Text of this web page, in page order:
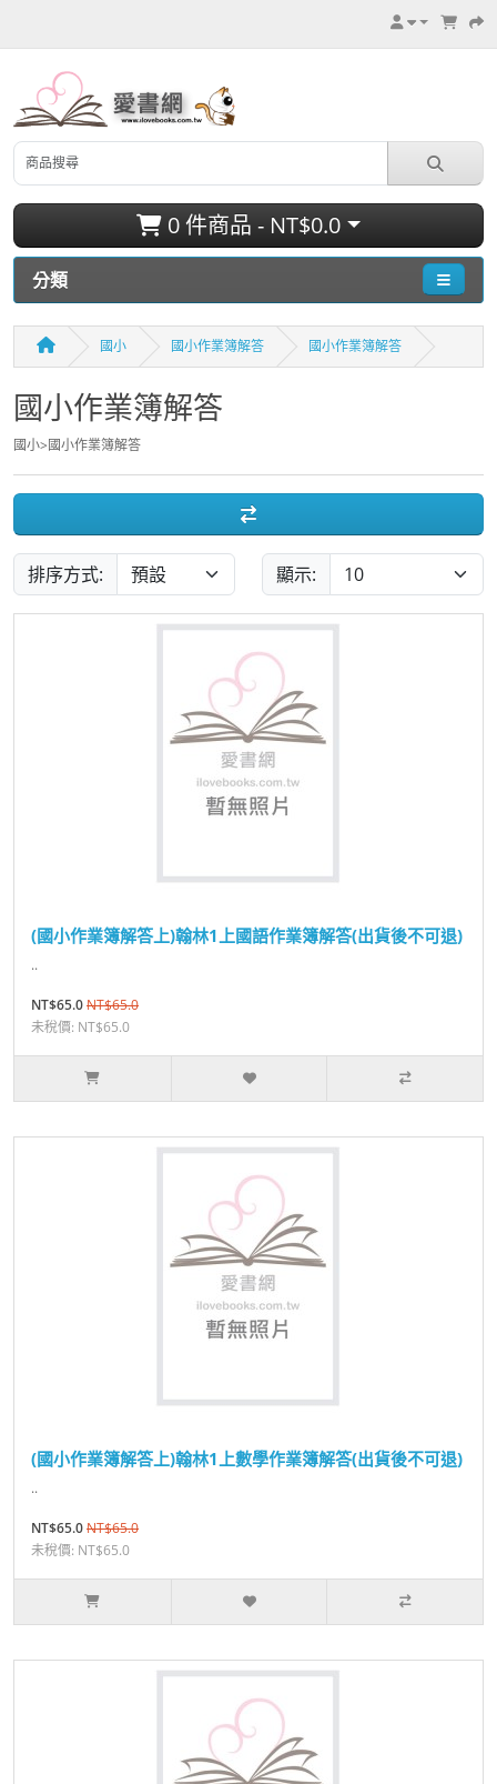
0 件商品 - NT$0.0
分類
國小 國小作業簿解答 國小作業簿解答
國小作業簿解答
國小>國小作業簿解答
排序方式: 顯示:
(國小作業簿解答上)翰林1上國語作業簿解答(出貨後不可退)
..
NT$65.0NT$65.0
未稅價: NT$65.0
(國小作業簿解答上)翰林1上數學作業簿解答(出貨後不可退)
..
NT$65.0NT$65.0
未稅價: NT$65.0